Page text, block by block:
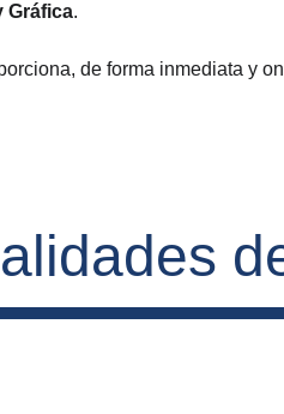
Gráfica.
de forma inmediata y